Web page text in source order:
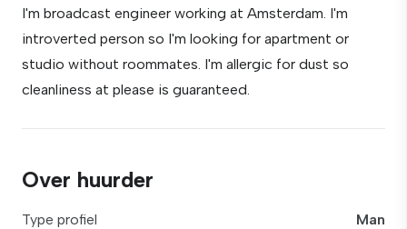
I'm broadcast engineer working at Amsterdam. I'm
introverted person so I'm looking for apartment or
studio without roommates. I'm allergic for dust so
cleanliness at please is guaranteed.
Over huurder
Type profiel
Man